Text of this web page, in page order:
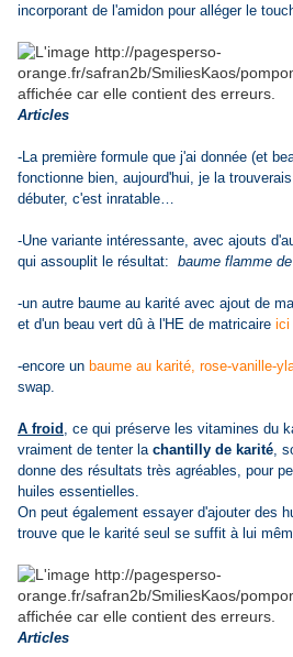
incorporant de l'amidon pour alléger le
Articles
-La première formule que j'ai donnée (et
fonctionne bien, aujourd'hui, je la
débuter, c'est inratable…
-Une variante intéressante, avec ajouts
qui assouplit le résultat: baume flamme
-un autre baume au karité avec ajout de
et d'un beau vert dû à l'HE de matricaire ici
-encore un baume au karité, rose-vanille-
swap.
A froid , ce qui préserve les vitamines du
vraiment de tenter la chantilly de karité,
donne des résultats très agréables, pour
huiles essentielles.
On peut également essayer d'ajouter des
trouve que le karité seul se suffit à lui
Articles